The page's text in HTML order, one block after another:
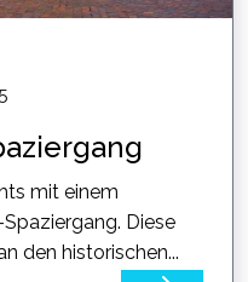
mit einem
Diese
den historischen...